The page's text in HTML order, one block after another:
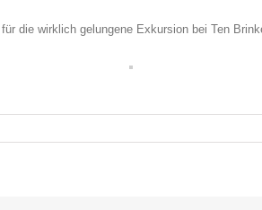
die wirklich gelungene Exkursion bei Ten